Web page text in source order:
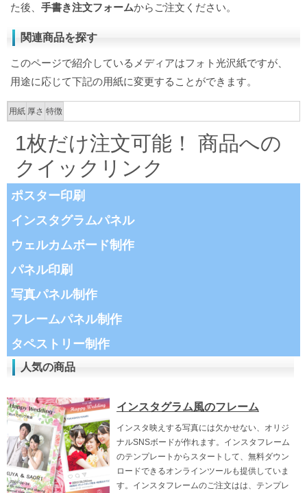
た後、 手書き注文フォームからご注文ください。
関連商品を探す
このページで紹介しているメディアはフォト光沢紙ですが、
用途に応じて下記の用紙に変更することができます。
用紙 厚さ 特徴
1枚だけ注文可能！ 商品への
クイックリンク
ポスター印刷
インスタグラムパネル
ウェルカムボード制作
パネル印刷
写真パネル制作
フレームパネル制作
タペストリー制作
人気の商品
インスタグラム風のフレーム
インスタ映えする写真には欠かせない、オリジ
ナルSNSボードが作れます。インスタフレーム
のテンプレートからスタートして、無料ダウン
ロードできるオンラインツールも提供していま
す。インスタフレームのご注文はは、テンプレ